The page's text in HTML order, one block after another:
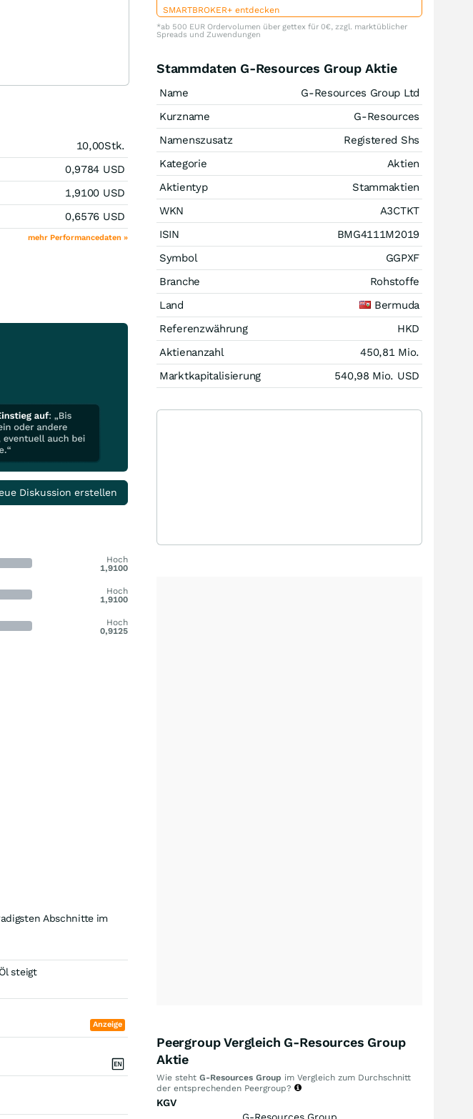
10,00Stk.
0,9784 USD
1,9100 USD
0,6576 USD
mehr Performancedaten »
Diskussion erstellen
Hoch
1,9100
Hoch
1,9100
Hoch
0,9125
Abschnitte im
steigt
Anzeige
SMARTBROKER+ entdecken
*ab 500 EUR Ordervolumen über gettex für 0€, zzgl. marktüblicher
Spreads und Zuwendungen
Stammdaten G-Resources Group Aktie
Name
G-Resources Group Ltd
Kurzname
G-Resources
Namenszusatz
Registered Shs
Kategorie
Aktien
Aktientyp
Stammaktien
WKN
A3CTKT
ISIN
BMG4111M2019
Symbol
GGPXF
Branche
Rohstoffe
Land
Bermuda
Referenzwährung
HKD
Aktienanzahl
450,81 Mio.
Marktkapitalisierung
540,98 Mio. USD
Peergroup Vergleich G-Resources Group
Aktie
Wie steht G-Resources Group im Vergleich zum Durchschnitt
der entsprechenden Peergroup?
KGV
G-Resources Group